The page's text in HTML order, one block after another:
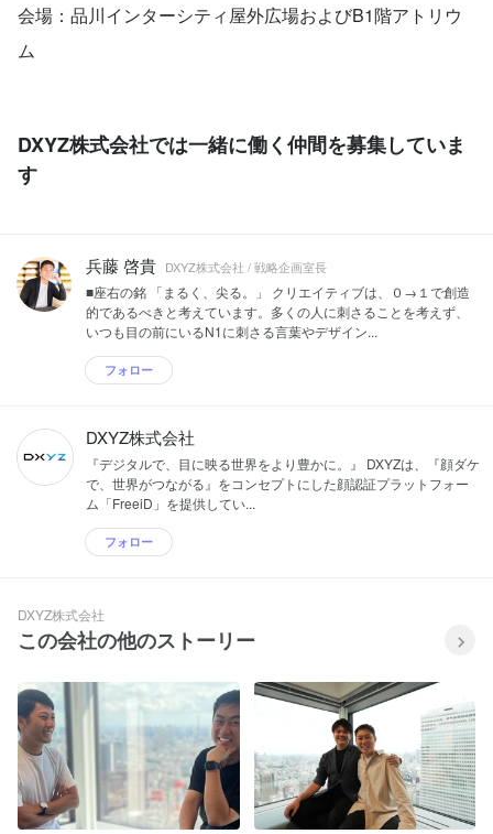
会場：品川インターシティ屋外広場およびB1階アトリウ
ム
DXYZ株式会社では一緒に働く仲間を募集していま
す
兵藤 啓貴 DXYZ株式会社 / 戦略企画室長
■座右の銘 「まるく、尖る。」 クリエイティブは、０→１で創造
的であるべきと考えています。多くの人に刺さることを考えず、
いつも目の前にいるN1に刺さる言葉やデザイン...
フォロー
DXYZ株式会社
『デジタルで、目に映る世界をより豊かに。』 DXYZは、『顔ダケ
で、世界がつながる』をコンセプトにした顔認証プラットフォー
ム「FreeiD」を提供してい...
フォロー
DXYZ株式会社
この会社の他のストーリー